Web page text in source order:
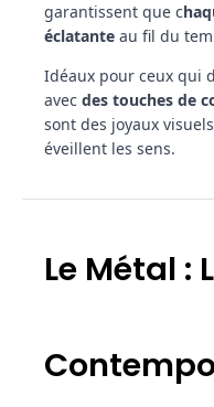
garantissent que c
éclatante au fil du
Idéaux pour ceux qui
avec des touches de
sont des joyaux
éveillent les sens.
Le Métal :